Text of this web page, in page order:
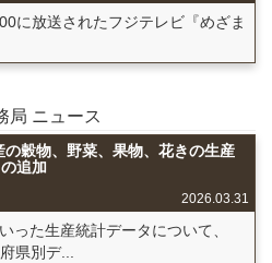
に放送されたフジテレビ『めざま
局 ニュース
の穀物、野菜、果物、花きの生産
追加
2026.03.31
った生産統計データについて、
県別デ...